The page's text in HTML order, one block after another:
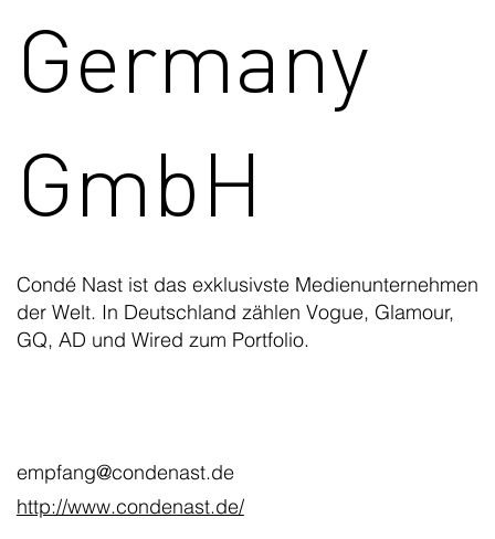
Germany
GmbH
Condé Nast ist das exklusivste Medienunternehmen
der Welt. In Deutschland zählen Vogue, Glamour,
GQ, AD und Wired zum Portfolio.
empfang@condenast.de
http://www.condenast.de/